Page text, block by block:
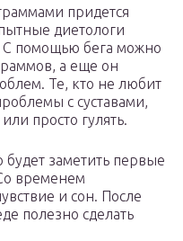
придется
диетологи
С помощью бега можно
а еще он
Те, кто не любит
с суставами,
просто гулять.
заметить первые
временем
и сон. После
полезно сделать